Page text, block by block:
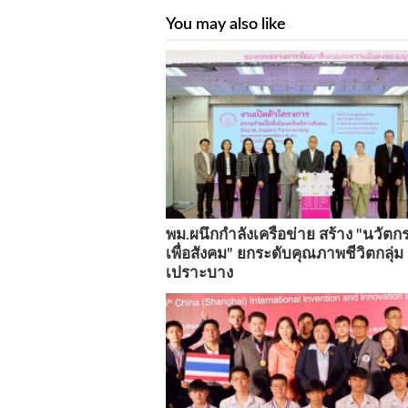
You may also like
พม.ผนึกกำลังเครือข่าย สร้าง "นวัตก
เพื่อสังคม" ยกระดับคุณภาพชีวิตกลุ่ม
เปราะบาง